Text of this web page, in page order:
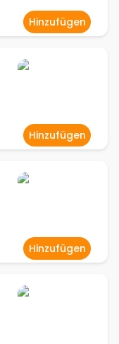
Hinzufügen
Hinzufügen
Hinzufügen